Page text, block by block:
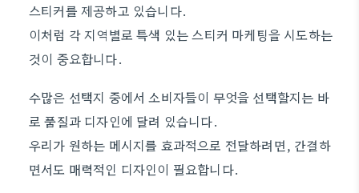
스티커를 제공하고 있습니다.
이처럼 각 지역별로 특색 있는 스티커 마케팅을 시도하는
것이 중요합니다.
수많은 선택지 중에서 소비자들이 무엇을 선택할지는 바
로 품질과 디자인에 달려 있습니다.
우리가 원하는 메시지를 효과적으로 전달하려면, 간결하
면서도 매력적인 디자인이 필요합니다.